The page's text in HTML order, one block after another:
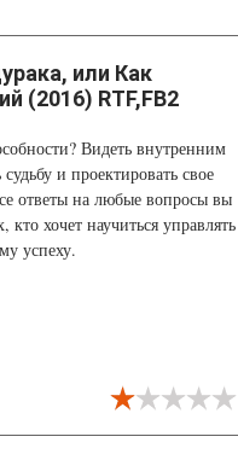
или Как
(2016) RTF,FB2
Видеть внутренним
и проектировать свое
ответы на любые вопросы вы
хочет научиться управлять
успеху.